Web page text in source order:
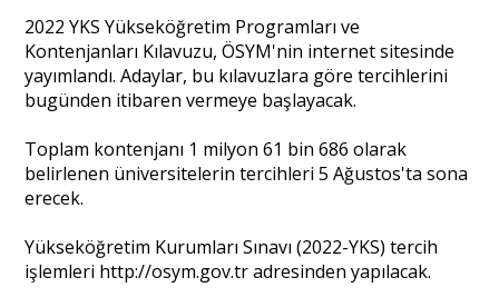
Söyleşi
Yazı Dizisi
Portre
2022 YKS Yükseköğretim Programları ve
Kontenjanları Kılavuzu, ÖSYM'nin internet sitesinde
yayımlandı. Adaylar, bu kılavuzlara göre tercihlerini
bugünden itibaren vermeye başlayacak.
Toplam kontenjanı 1 milyon 61 bin 686 olarak
belirlenen üniversitelerin tercihleri 5 Ağustos'ta sona
erecek.
Yükseköğretim Kurumları Sınavı (2022-YKS) tercih
işlemleri http://osym.gov.tr adresinden yapılacak.